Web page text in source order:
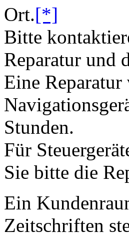
Ort.[*]
Bitte
Reparatur und
Eine
Stunden.
Für
Sie bitte die
Ein
Zeitschriften